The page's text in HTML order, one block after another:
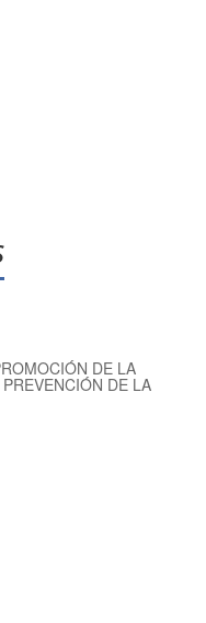
DE LA
DE LA